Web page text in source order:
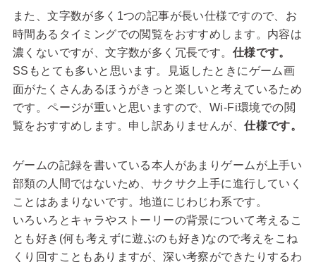
また、文字数が多く1つの記事が長い仕様ですので、お
時間あるタイミングでの閲覧をおすすめします。内容は
濃くないですが、文字数が多く冗長です。 仕様です。
SSもとても多いと思います。見返したときにゲーム画
面がたくさんあるほうがきっと楽しいと考えているため
です。ページが重いと思いますので、Wi-Fi環境での閲
覧をおすすめします。申し訳ありませんが、仕様です。
ゲームの記録を書いている本人があまりゲームが上手い
部類の人間ではないため、サクサク上手に進行していく
ことはあまりないです。地道にじわじわ系です。
いろいろとキャラやストーリーの背景について考えるこ
とも好き(何も考えずに遊ぶのも好き)なので考えをこね
くり回すこともありますが、深い考察ができたりするわ